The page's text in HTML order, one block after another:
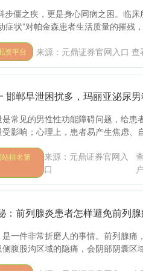
步僵之疾，更是身心同病之困。临
症状”对帕金森患者生活质量的摧残
资平台 来源：元鼎证券官网入口 查
邯郸早泄困扰多，玛丽亚泌尿
常见的男性性功能障碍问题，给患
影响；心理上，患者易产生焦虑、
排名第
来源：元鼎证券官网入
口
户
：前列腺炎患者怎样避免前列腺
一件非常折磨人的事情。前列腺痛
腹股沟区域的隐痛，会阴部阴囊区